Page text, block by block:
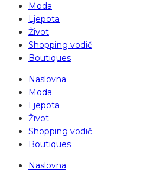
Moda
Ljepota
Život
Shopping vodič
Boutiques
Naslovna
Moda
Ljepota
Život
Shopping vodič
Boutiques
Naslovna